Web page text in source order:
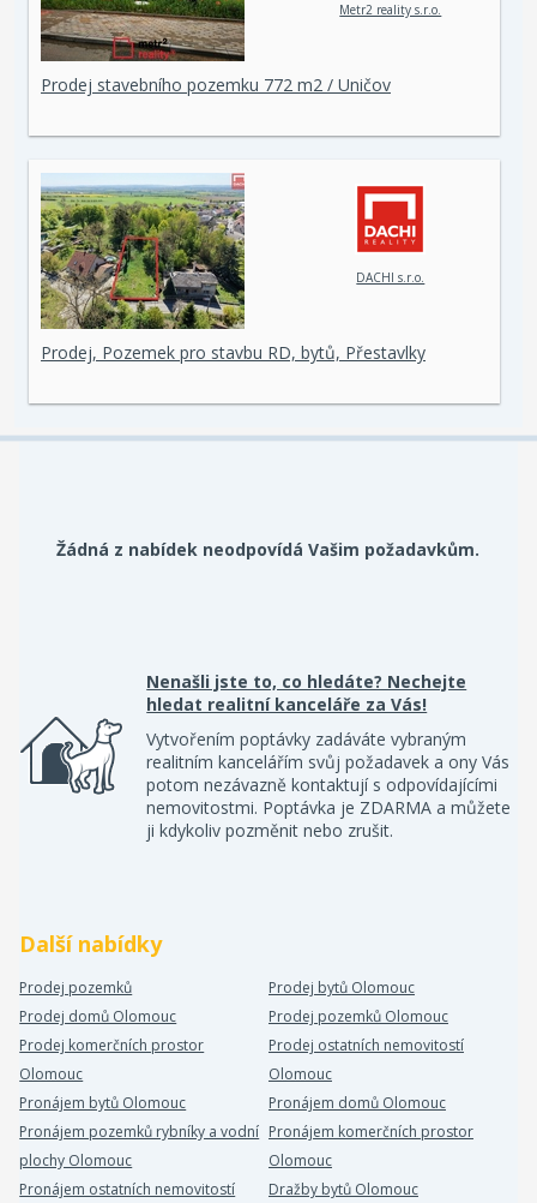
Metr2 reality s.r.o.
Prodej stavebního pozemku 772 m2 / Uničov
DACHI s.r.o.
Prodej, Pozemek pro stavbu RD, bytů, Přestavlky
Žádná z nabídek neodpovídá Vašim požadavkům.
Nenašli jste to, co hledáte? Nechejte
hledat realitní kanceláře za Vás!
Vytvořením poptávky zadáváte vybraným
realitním kancelářím svůj požadavek a ony Vás
potom nezávazně kontaktují s odpovídajícími
nemovitostmi. Poptávka je ZDARMA a můžete
ji kdykoliv pozměnit nebo zrušit.
Další nabídky
Prodej pozemků
Prodej bytů Olomouc
Prodej domů Olomouc
Prodej pozemků Olomouc
Prodej komerčních prostor
Olomouc
Prodej ostatních nemovitostí
Olomouc
Pronájem bytů Olomouc
Pronájem domů Olomouc
Pronájem pozemků rybníky a vodní
plochy Olomouc
Pronájem komerčních prostor
Olomouc
Pronájem ostatních nemovitostí
Dražby bytů Olomouc